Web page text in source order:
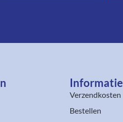
Informatie
Verzendkosten
Bestellen